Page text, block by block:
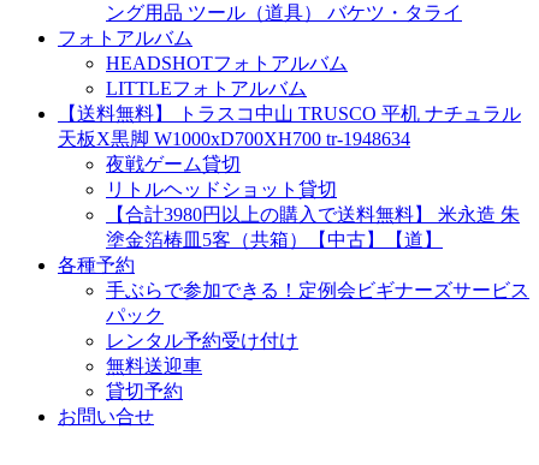
ング用品 ツール（道具） バケツ・タライ
フォトアルバム
HEADSHOTフォトアルバム
LITTLEフォトアルバム
【送料無料】 トラスコ中山 TRUSCO 平机 ナチュラル
天板X黒脚 W1000xD700XH700 tr-1948634
夜戦ゲーム貸切
リトルヘッドショット貸切
【合計3980円以上の購入で送料無料】 米永造 朱
塗金箔椿皿5客（共箱）【中古】【道】
各種予約
手ぶらで参加できる！定例会ビギナーズサービス
パック
レンタル予約受け付け
無料送迎車
貸切予約
お問い合せ